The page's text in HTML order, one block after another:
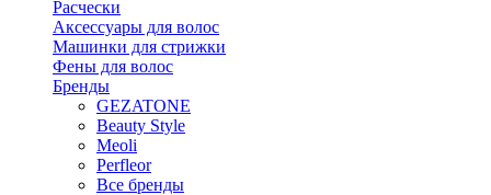
Расчески
Аксессуары для волос
Машинки для стрижки
Фены для волос
Бренды
GEZATONE
Beauty Style
Meoli
Perfleor
Все бренды